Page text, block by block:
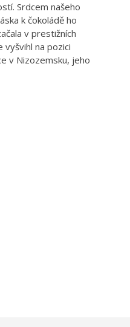
Srdcem našeho
k čokoládě ho
v prestižních
vyšvihl na pozici
v Nizozemsku, jeho